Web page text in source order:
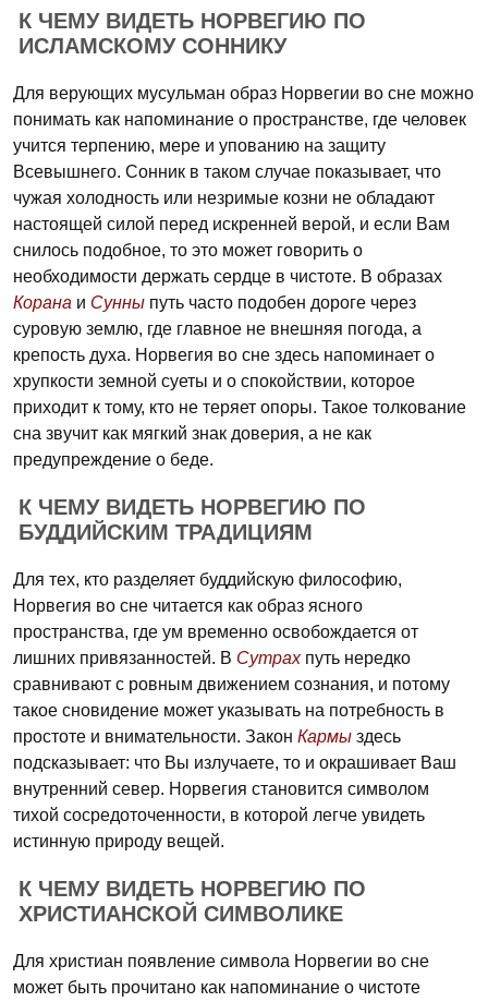
К ЧЕМУ ВИДЕТЬ НОРВЕГИЮ ПО
ИСЛАМСКОМУ СОННИКУ
Для верующих мусульман образ Норвегии во сне можно
понимать как напоминание о пространстве, где человек
учится терпению, мере и упованию на защиту
Всевышнего. Сонник в таком случае показывает, что
чужая холодность или незримые козни не обладают
настоящей силой перед искренней верой, и если Вам
снилось подобное, то это может говорить о
необходимости держать сердце в чистоте. В образах
Корана и Сунны путь часто подобен дороге через
суровую землю, где главное не внешняя погода, а
крепость духа. Норвегия во сне здесь напоминает о
хрупкости земной суеты и о спокойствии, которое
приходит к тому, кто не теряет опоры. Такое толкование
сна звучит как мягкий знак доверия, а не как
предупреждение о беде.
К ЧЕМУ ВИДЕТЬ НОРВЕГИЮ ПО
БУДДИЙСКИМ ТРАДИЦИЯМ
Для тех, кто разделяет буддийскую философию,
Норвегия во сне читается как образ ясного
пространства, где ум временно освобождается от
лишних привязанностей. В Сутрахпуть нередко
сравнивают с ровным движением сознания, и потому
такое сновидение может указывать на потребность в
простоте и внимательности. Закон Кармы здесь
подсказывает: что Вы излучаете, то и окрашивает Ваш
внутренний север. Норвегия становится символом
тихой сосредоточенности, в которой легче увидеть
истинную природу вещей.
К ЧЕМУ ВИДЕТЬ НОРВЕГИЮ ПО
ХРИСТИАНСКОЙ СИМВОЛИКЕ
Для христиан появление символа Норвегии во сне
может быть прочитано как напоминание о чистоте